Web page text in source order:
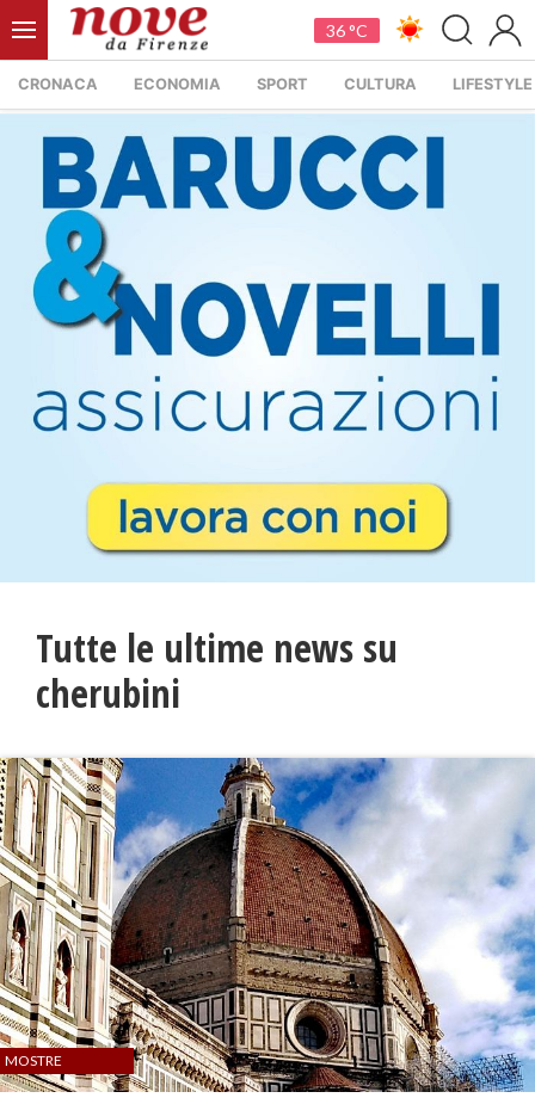
36 °C
CRONACA ECONOMIA SPORT CULTURA LIFESTYLE
Tutte le ultime news su
cherubini
MOSTRE